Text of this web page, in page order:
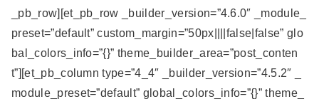
_pb_row][et_pb_row _builder_version=”4.6.0″ _module_
preset=”default” custom_margin=”50px||||false|false” glo
bal_colors_info=”{}” theme_builder_area=”post_conten
t”][et_pb_column type=”4_4″ _builder_version=”4.5.2″ _
module_preset=”default” global_colors_info=”{}” theme_